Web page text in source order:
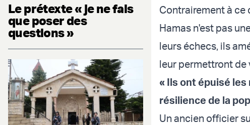
Le prétexte « je ne fais
que poser des
questions »
Contrairement à ce
Hamas n'est pas
leurs échecs, ils
leur permettront de
« Ils ont épuisé
résilience de la
Un ancien officier